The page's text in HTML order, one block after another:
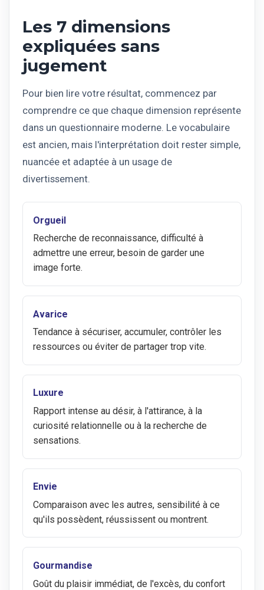
Les 7 dimensions
expliquées sans
jugement
Pour bien lire votre résultat, commencez par
comprendre ce que chaque dimension représente
dans un questionnaire moderne. Le vocabulaire
est ancien, mais l'interprétation doit rester simple,
nuancée et adaptée à un usage de
divertissement.
Orgueil
Recherche de reconnaissance, difficulté à
admettre une erreur, besoin de garder une
image forte.
Avarice
Tendance à sécuriser, accumuler, contrôler les
ressources ou éviter de partager trop vite.
Luxure
Rapport intense au désir, à l'attirance, à la
curiosité relationnelle ou à la recherche de
sensations.
Envie
Comparaison avec les autres, sensibilité à ce
qu'ils possèdent, réussissent ou montrent.
Gourmandise
Goût du plaisir immédiat, de l'excès, du confort